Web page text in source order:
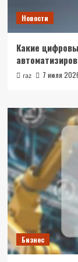
Новости
Какие
raz 7 июля
Бизнес